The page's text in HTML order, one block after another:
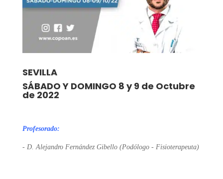
SEVILLA
SÁBADO Y DOMINGO 8 y 9 de Octubre
de 2022
Profesorado:
- D. Alejandro Fernández Gibello (Podólogo - Fisioterapeuta)